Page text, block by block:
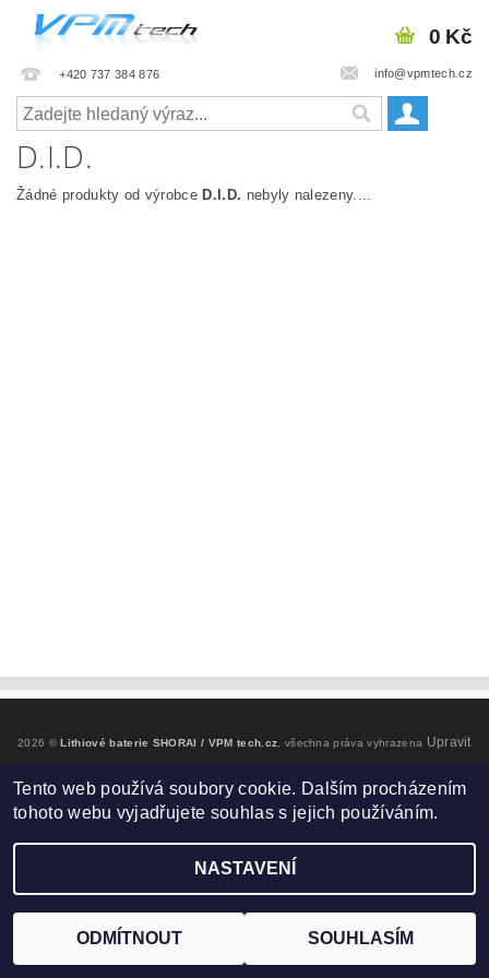
+420 737 384 876 info@vpmtech.cz
0 Kč
D.I.D.
Žádné produkty od výrobce D.I.D. nebyly nalezeny....
2026 ©Lithiové baterie SHORAI / VPM tech.cz , všechna práva vyhrazena Upravit
nastavení cookies
Vytvořil Shoptet
Tento web používá soubory cookie. Dalším procházením
tohoto webu vyjadřujete souhlas s jejich používáním.
NASTAVENÍ
ODMÍTNOUT SOUHLASÍM